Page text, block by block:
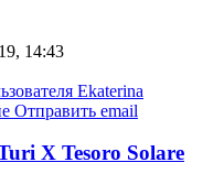
14:43
Ekaterina
Отправить email
X Tesoro Solare